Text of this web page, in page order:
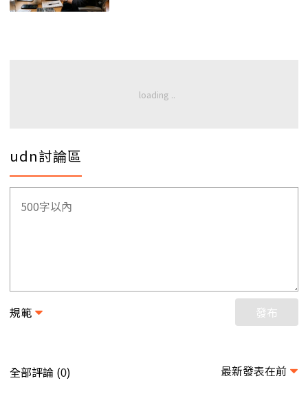
udn討論區
規範 發布
全部評論 (0) 最新發表在前